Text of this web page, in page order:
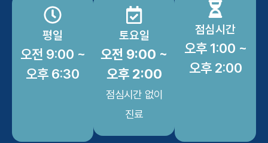
평일
오전 9:00 ~
오후 6:30
토요일
오전 9:00 ~
오후 2:00
점심시간 없이
진료
점심시간
오후 1:00 ~
오후 2:00